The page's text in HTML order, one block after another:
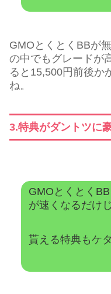
GMOとくとくBBが
の中でもグレードが
ると15,500円前後か
ね。
3.特典がダントツに
GMOとくとく
が速くなるだけ
貰える特典もケ